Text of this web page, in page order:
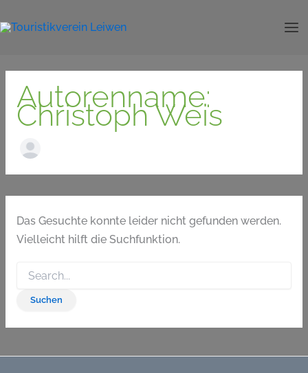
Inhalt
Autorenname:
Christoph Weis
Das Gesuchte konnte leider nicht gefunden werden.
Vielleicht hilft die Suchfunktion.
nach: